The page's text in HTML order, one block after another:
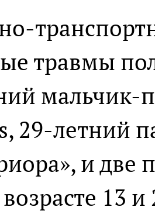
травмы
мальчик-
29-летний
и две
13 и